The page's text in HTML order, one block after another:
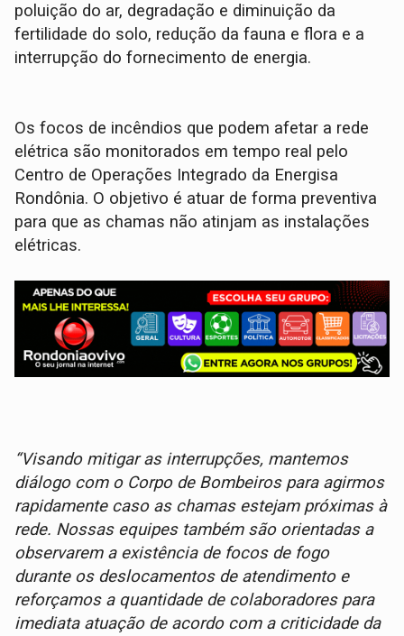
poluição do ar, degradação e diminuição da
fertilidade do solo, redução da fauna e flora e a
interrupção do fornecimento de energia.
Os focos de incêndios que podem afetar a rede
elétrica são monitorados em tempo real pelo
Centro de Operações Integrado da Energisa
Rondônia. O objetivo é atuar de forma preventiva
para que as chamas não atinjam as instalações
elétricas.
“Visando mitigar as interrupções, mantemos
diálogo com o Corpo de Bombeiros para agirmos
rapidamente caso as chamas estejam próximas à
rede. Nossas equipes também são orientadas a
observarem a existência de focos de fogo
durante os deslocamentos de atendimento e
reforçamos a quantidade de colaboradores para
imediata atuação de acordo com a criticidade da